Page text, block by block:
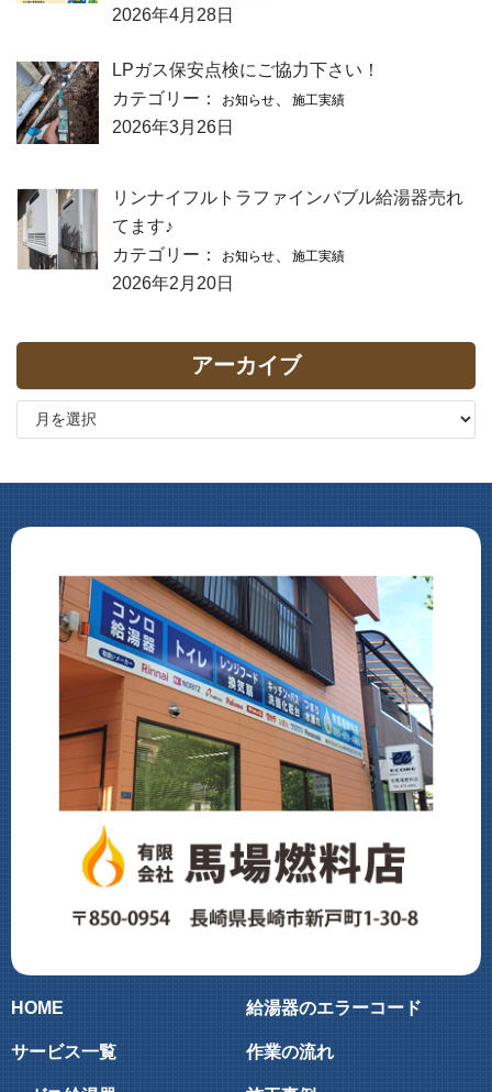
2026年4月28日
LPガス保安点検にご協力下さい！
カテゴリー：
お知らせ 施工実績
2026年3月26日
リンナイフルトラファインバブル給湯器売れ
てます♪
カテゴリー：
お知らせ 施工実績
2026年2月20日
アーカイブ
HOME
サービス一覧
給湯器のエラーコード
作業の流れ